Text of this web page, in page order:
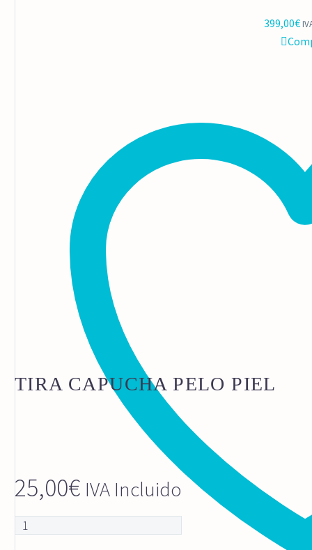
399,00€
TIRA CAPUCHA PELO PIEL
25,00€ IVA Incluido
TIRA